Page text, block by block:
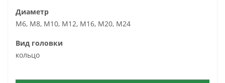
Диаметр
М6, М8, М10, М12, М16, М20, М24
Вид головки
кольцо